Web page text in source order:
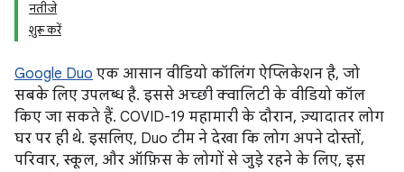
नतीजे
शुरू करें
Google Duo एक आसान वीडियो कॉलिंग ऐप्लिकेशन है, जो
सबके लिए उपलब्ध है. इससे अच्छी क्वालिटी के वीडियो कॉल
किए जा सकते हैं. COVID-19 महामारी के दौरान, ज़्यादातर लोग
घर पर ही थे. इसलिए, Duo टीम ने देखा कि लोग अपने दोस्तों,
परिवार, स्कूल, और ऑफ़िस के लोगों से जुड़े रहने के लिए, इस